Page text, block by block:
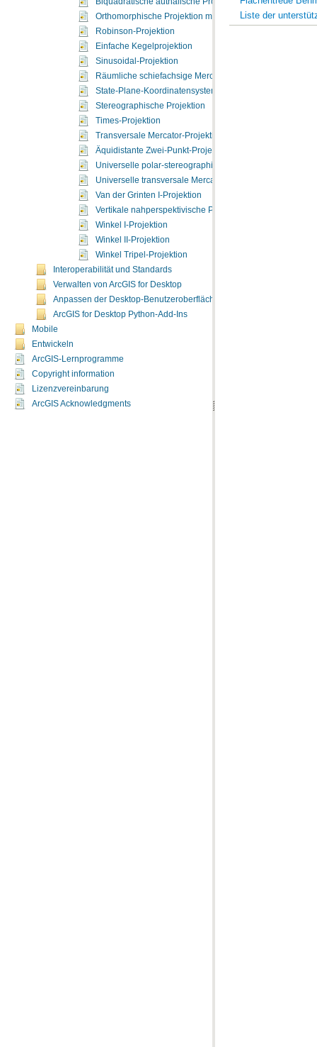
Orthomorphische Projektion mit korrigierter Verzerrung
Robinson-Projektion
Einfache Kegelprojektion
Sinusoidal-Projektion
Räumliche schiefachsige Mercator-Projektion
State-Plane-Koordinatensystem
Stereographische Projektion
Times-Projektion
Transversale Mercator-Projektion
Äquidistante Zwei-Punkt-Projektion
Universelle polar-stereographische Projektion
Universelle transversale Mercator-Projektion
Van der Grinten I-Projektion
Vertikale nahperspektivische Projektion
Winkel I-Projektion
Winkel II-Projektion
Winkel Tripel-Projektion
Interoperabilität und Standards
Verwalten von ArcGIS for Desktop
Anpassen der Desktop-Benutzeroberfläche
ArcGIS for Desktop Python-Add-Ins
Mobile
Entwickeln
ArcGIS-Lernprogramme
Copyright information
Lizenzvereinbarung
ArcGIS Acknowledgments
Liste der